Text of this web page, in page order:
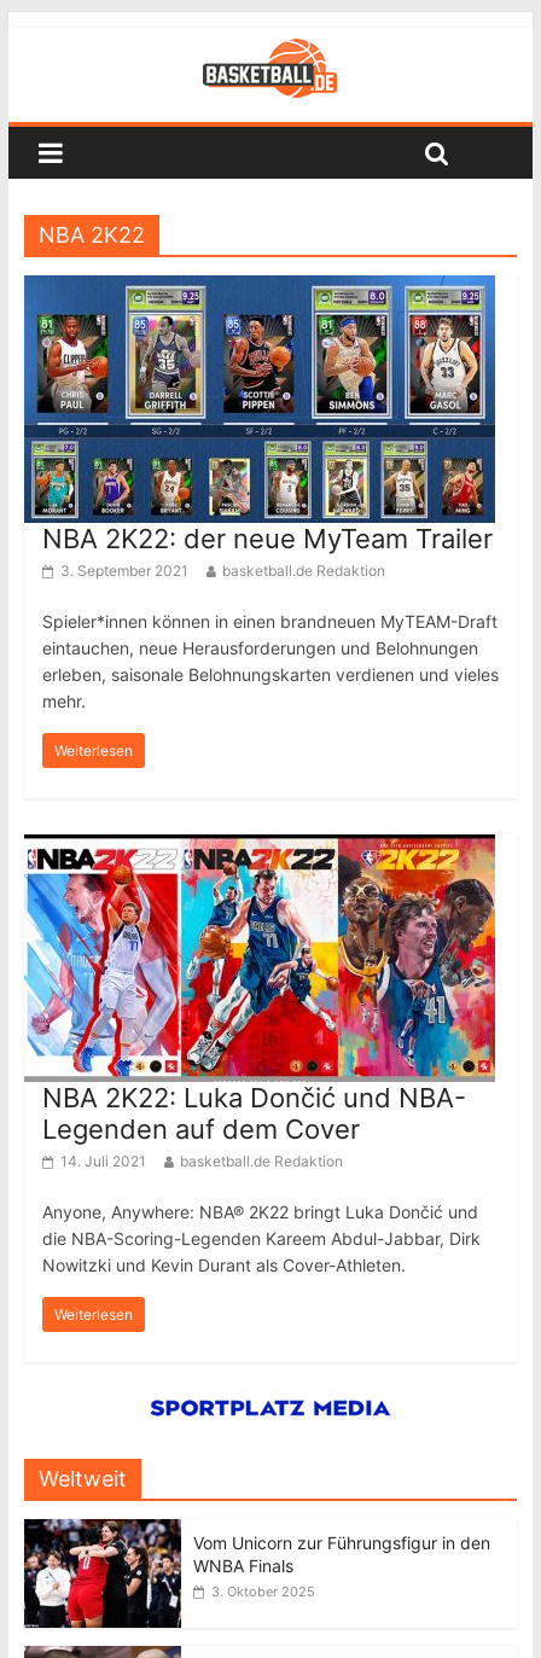
NBA 2K22
NBA 2K22: der neue MyTeam Trailer
3. September 2021 basketball.de Redaktion
Spieler*innen können in einen brandneuen MyTEAM-Draft
eintauchen, neue Herausforderungen und Belohnungen
erleben, saisonale Belohnungskarten verdienen und vieles
mehr.
Weiterlesen
NBA 2K22: Luka Dončić und NBA-
Legenden auf dem Cover
14. Juli 2021 basketball.de Redaktion
Anyone, Anywhere: NBA® 2K22 bringt Luka Dončić und
die NBA-Scoring-Legenden Kareem Abdul-Jabbar, Dirk
Nowitzki und Kevin Durant als Cover-Athleten.
Weiterlesen
Weltweit
Vom Unicorn zur Führungsfigur in den
WNBA Finals
3. Oktober 2025